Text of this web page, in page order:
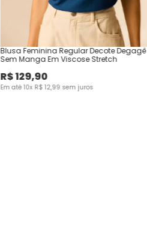
Blusa Feminina Regular Decote Degagê
Sem Manga Em Viscose Stretch
R$129,90
Em até10x R$ 12,99 sem juros